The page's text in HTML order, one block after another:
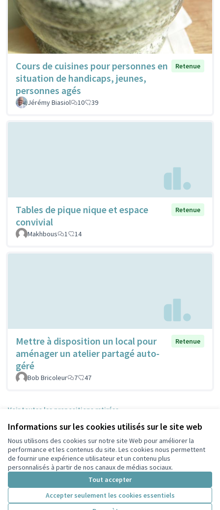
Informations sur les cookies utilisés sur le site web
Nous utilisons des cookies sur notre site Web pour améliorer la
performance et les contenus du site. Les cookies nous permettent
de fournir une expérience utilisateur et un contenu plus
personnalisés à partir de nos canaux de médias sociaux.
Tout accepter
Accepter seulement les cookies essentiels
Cours de cuisines pour personnes en
situation de handicaps, jeunes,
personnes agés
Retenue
Jérémy Biasiol 10 39
Tables de pique nique et espace
convivial
Retenue
Makhbous 1 14
Mettre à disposition un local pour
aménager un atelier partagé auto-
géré
Retenue
Bob Bricoleur 7 47
Voir toutes les propositions retirées
Conditions d'utilisation
Paramètres des cookies
Participez Villeurbanne sur X
(Lien externe)
Participez Villeurbanne sur Facebook
Participez Villeurbanne sur Instagram
Participez Villeurbanne sur YouTube
(Lien externe)
Licence
(Lien